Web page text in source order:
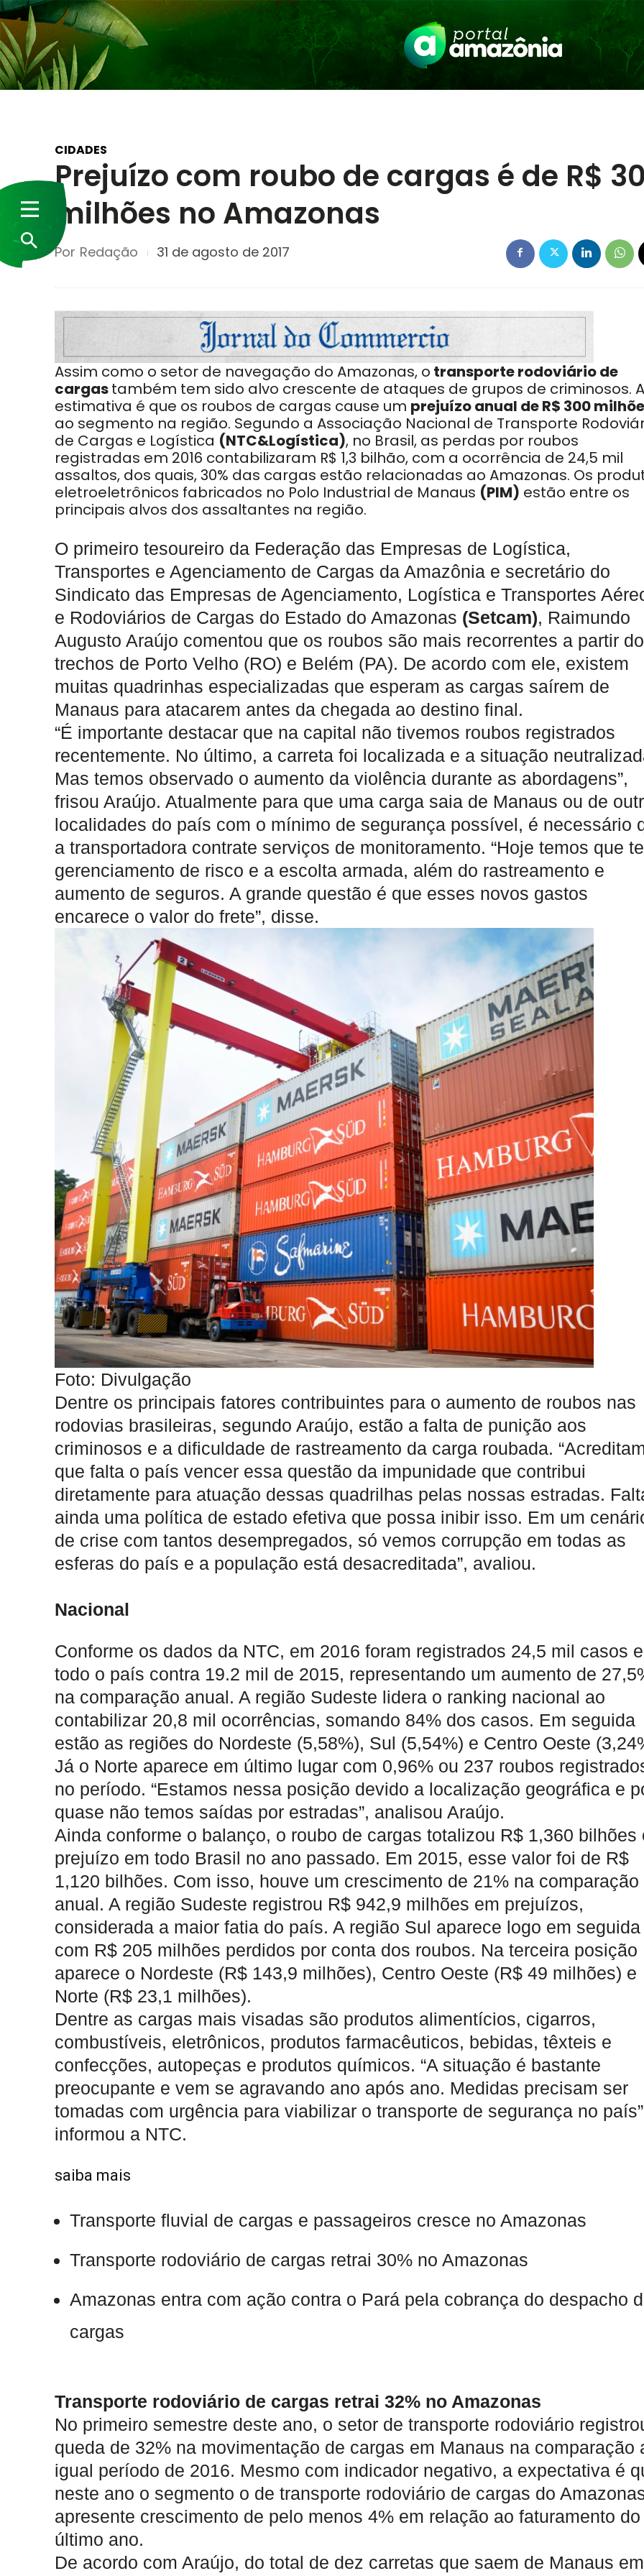
CIDADES
Prejuízo com roubo de cargas é de R$
milhões no Amazonas
Por Redação 31 de agosto de 2017
Assim como o setor de navegação do Amazonas, o transporte rodoviário de
cargastambém tem sido alvo crescente de ataques de grupos de criminosos. A
estimativa é que os roubos de cargas cause um prejuízo anual de R$ 300
ao segmento na região. Segundo a Associação Nacional de Transporte
de Cargas e Logística (NTC&Logística), no Brasil, as perdas por roubos
registradas em 2016 contabilizaram R$ 1,3 bilhão, com a ocorrência de 24,5 mil
assaltos, dos quais, 30% das cargas estão relacionadas ao Amazonas. Os
eletroeletrônicos fabricados no Polo Industrial de Manaus (PIM) estão entre os
principais alvos dos assaltantes na região.
O primeiro tesoureiro da Federação das Empresas de Logística,
Transportes e Agenciamento de Cargas da Amazônia e secretário do
Sindicato das Empresas de Agenciamento, Logística e Transportes
e Rodoviários de Cargas do Estado do Amazonas (Setcam), Raimundo
Augusto Araújo comentou que os roubos são mais recorrentes a partir
trechos de Porto Velho (RO) e Belém (PA). De acordo com ele, existem
muitas quadrinhas especializadas que esperam as cargas saírem de
Manaus para atacarem antes da chegada ao destino final.
“É importante destacar que na capital não tivemos roubos registrados
recentemente. No último, a carreta foi localizada e a situação
Mas temos observado o aumento da violência durante as abordagens”,
frisou Araújo. Atualmente para que uma carga saia de Manaus ou de
localidades do país com o mínimo de segurança possível, é necessário
a transportadora contrate serviços de monitoramento. “Hoje temos que
gerenciamento de risco e a escolta armada, além do rastreamento e
aumento de seguros. A grande questão é que esses novos gastos
encarece o valor do frete”, disse.
Foto: Divulgação
Dentre os principais fatores contribuintes para o aumento de roubos nas
rodovias brasileiras, segundo Araújo, estão a falta de punição aos
criminosos e a dificuldade de rastreamento da carga roubada.
que falta o país vencer essa questão da impunidade que contribui
diretamente para atuação dessas quadrilhas pelas nossas estradas.
ainda uma política de estado efetiva que possa inibir isso. Em um
de crise com tantos desempregados, só vemos corrupção em todas as
esferas do país e a população está desacreditada”, avaliou.
Nacional
Conforme os dados da NTC, em 2016 foram registrados 24,5 mil casos
todo o país contra 19.2 mil de 2015, representando um aumento de
na comparação anual. A região Sudeste lidera o ranking nacional ao
contabilizar 20,8 mil ocorrências, somando 84% dos casos. Em seguida
estão as regiões do Nordeste (5,58%), Sul (5,54%) e Centro Oeste
Já o Norte aparece em último lugar com 0,96% ou 237 roubos
no período. “Estamos nessa posição devido a localização geográfica e
quase não temos saídas por estradas”, analisou Araújo.
Ainda conforme o balanço, o roubo de cargas totalizou R$ 1,360 bilhões
prejuízo em todo Brasil no ano passado. Em 2015, esse valor foi de R$
1,120 bilhões. Com isso, houve um crescimento de 21% na comparação
anual. A região Sudeste registrou R$ 942,9 milhões em prejuízos,
considerada a maior fatia do país. A região Sul aparece logo em seguida
com R$ 205 milhões perdidos por conta dos roubos. Na terceira posição
aparece o Nordeste (R$ 143,9 milhões), Centro Oeste (R$ 49 milhões) e
Norte (R$ 23,1 milhões).
Dentre as cargas mais visadas são produtos alimentícios, cigarros,
combustíveis, eletrônicos, produtos farmacêuticos, bebidas, têxteis e
confecções, autopeças e produtos químicos. “A situação é bastante
preocupante e vem se agravando ano após ano. Medidas precisam ser
tomadas com urgência para viabilizar o transporte de segurança no
informou a NTC.
saiba mais
Transporte fluvial de cargas e passageiros cresce no Amazonas
Transporte rodoviário de cargas retrai 30% no Amazonas
Amazonas entra com ação contra o Pará pela cobrança do despacho
cargas
Transporte rodoviário de cargas retrai 32% no Amazonas
No primeiro semestre deste ano, o setor de transporte rodoviário
queda de 32% na movimentação de cargas em Manaus na comparação
igual período de 2016. Mesmo com indicador negativo, a expectativa é
neste ano o segmento o de transporte rodoviário de cargas do
apresente crescimento de pelo menos 4% em relação ao faturamento do
último ano.
De acordo com Araújo, do total de dez carretas que saem de Manaus em